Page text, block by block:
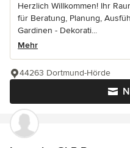
Herzlich Willkommen! Ihr
für Beratung, Planung,
Gardinen - Dekorati...
Mehr
44263 Dortmund-Hörde